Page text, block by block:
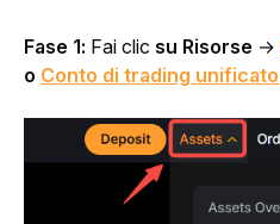
Fase 1: Fai clic su Risorse →
o Conto di trading unificato